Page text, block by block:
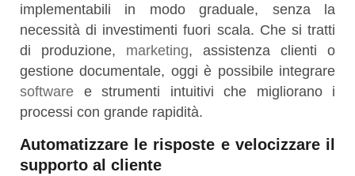
implementabili in modo graduale, senza la
necessità di investimenti fuori scala. Che si tratti
di produzione, marketing, assistenza clienti o
gestione documentale, oggi è possibile integrare
software e strumenti intuitivi che migliorano i
processi con grande rapidità.
Automatizzare le risposte e velocizzare il
supporto al cliente